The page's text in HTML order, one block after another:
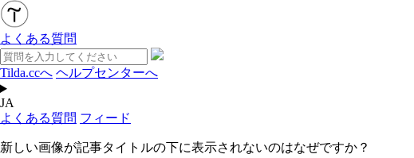
よくある質問
Tilda.ccへ ヘルプセンターへ
JA
よくある質問 フィード
新しい画像が記事タイトルの下に表示されないのはなぜですか？